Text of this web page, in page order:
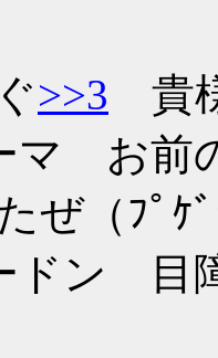
>>3 貴
マ お前
ぜ（ﾌﾟｹ
ドン 目